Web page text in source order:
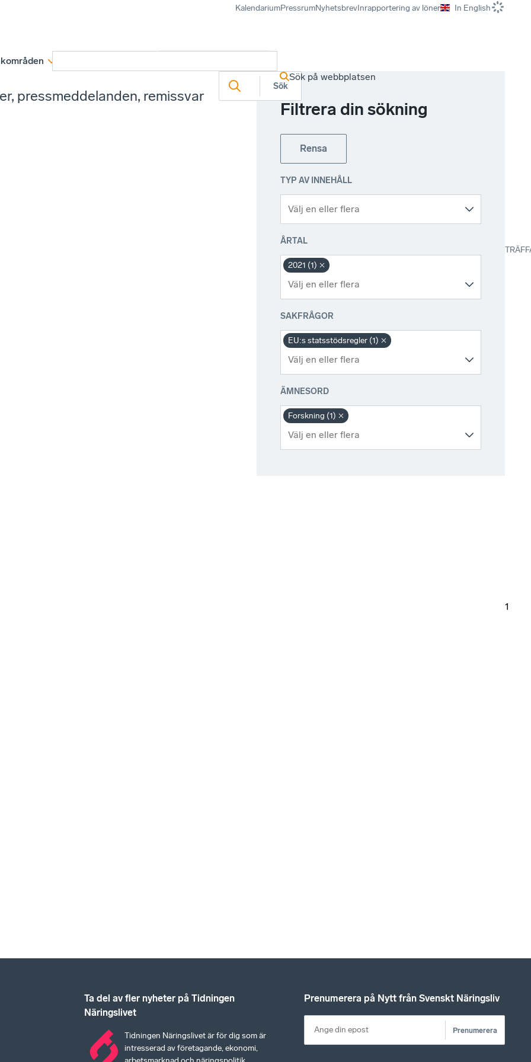
KalendariumPressrumNyhetsbrevInrapportering av löner In English
Sök på webbplatsen
pressmeddelanden, remissvar
Filtrera din sökning
Rensa
TYP AV INNEHÅLL
ÅRTAL
2021 (1)
SAKFRÅGOR
EU:s statsstödsregler (1)
ÄMNESORD
Forskning (1)
Sök
1
Ta del av fler nyheter på Tidningen
Näringslivet
Tidningen Näringslivet är för dig som är
intresserad av företagande, ekonomi,
Prenumerera på Nytt från Svenskt Näringsliv
Prenumerera